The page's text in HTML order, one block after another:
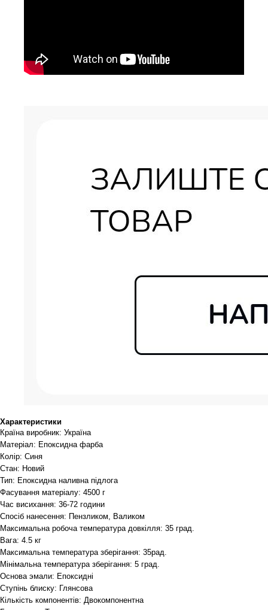
Характеристики
Країна виробник: Україна
Матеріал: Епоксидна фарба
Колір: Синя
Стан: Новий
Тип: Епоксидна наливна підлога
Фасування матеріалу: 4500 г
Час висихання: 36-72 години
Спосіб нанесення: Пензликом, Валиком
Максимальна робоча температура довкілля: 35 град.
Вага: 4.5 кг
Максимальна температура зберігання: 35рад.
Мінімальна температура зберігання: 5 град.
Основа эмали: Епоксидні
Ступінь блиску: Глянсова
Кількість компонентів: Двокомпонентна